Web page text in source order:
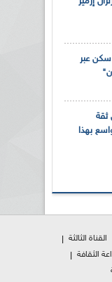
سكن عبر
ثقة
بهذا
القناة الثالثة
الثقافة